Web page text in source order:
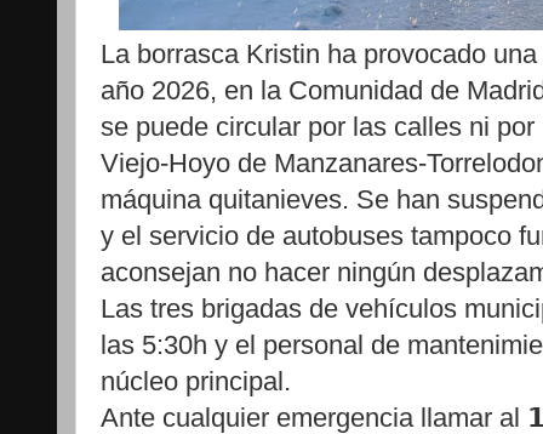
La borrasca Kristin ha provocado
año 2026, en la Comunidad de
se puede circular por las calles ni
Viejo-Hoyo de Manzanares-
máquina quitanieves. Se han
y el servicio de autobuses tampoco
aconsejan no hacer ningún
Las tres brigadas de vehículos
las 5:30h y el personal de
núcleo principal.
Ante cualquier emergencia llamar al